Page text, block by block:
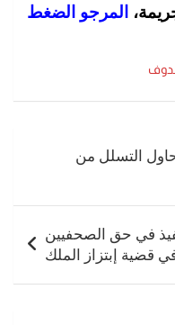
المرجو الضغط
التسلل من
في حق الصحفيين
قضية إبتزاز الملك